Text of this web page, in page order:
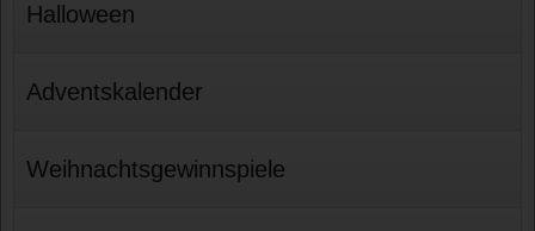
Halloween
Adventskalender
Weihnachtsgewinnspiele